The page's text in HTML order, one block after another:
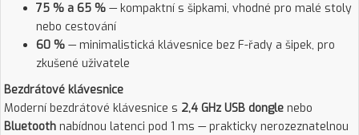
75 % a 65 % — kompaktní s šipkami, vhodné pro malé stoly
nebo cestování
60 % — minimalistická klávesnice bez F-řady a šipek, pro
zkušené uživatele
Bezdrátové klávesnice
Moderní bezdrátové klávesnice s 2,4 GHz USB dongle nebo
Bluetooth nabídnou latenci pod 1 ms — prakticky nerozeznatelnou